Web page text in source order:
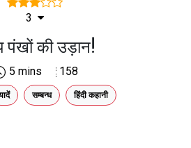
3
पंखों की उड़ान!
5 mins 158
सम्बन्ध हिंदी कहानी